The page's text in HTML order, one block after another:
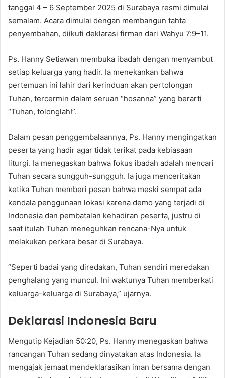
tanggal 4 – 6 September 2025 di Surabaya resmi dimulai
semalam. Acara dimulai dengan membangun tahta
penyembahan, diikuti deklarasi firman dari Wahyu 7:9–11.
Ps. Hanny Setiawan membuka ibadah dengan menyambut
setiap keluarga yang hadir. Ia menekankan bahwa
pertemuan ini lahir dari kerinduan akan pertolongan
Tuhan, tercermin dalam seruan “hosanna” yang berarti
“Tuhan, tolonglah!”.
Dalam pesan penggembalaannya, Ps. Hanny mengingatkan
peserta yang hadir agar tidak terikat pada kebiasaan
liturgi. Ia menegaskan bahwa fokus ibadah adalah mencari
Tuhan secara sungguh-sungguh. Ia juga menceritakan
ketika Tuhan memberi pesan bahwa meski sempat ada
kendala penggunaan lokasi karena demo yang terjadi di
Indonesia dan pembatalan kehadiran peserta, justru di
saat itulah Tuhan meneguhkan rencana-Nya untuk
melakukan perkara besar di Surabaya.
“Seperti badai yang diredakan, Tuhan sendiri meredakan
penghalang yang muncul. Ini waktunya Tuhan memberkati
keluarga-keluarga di Surabaya,” ujarnya.
Deklarasi Indonesia Baru
Mengutip Kejadian 50:20, Ps. Hanny menegaskan bahwa
rancangan Tuhan sedang dinyatakan atas Indonesia. Ia
mengajak jemaat mendeklarasikan iman bersama dengan